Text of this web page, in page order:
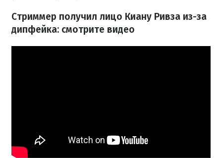
Стриммер получил лицо Киану Ривза из-за
дипфейка: смотрите видео